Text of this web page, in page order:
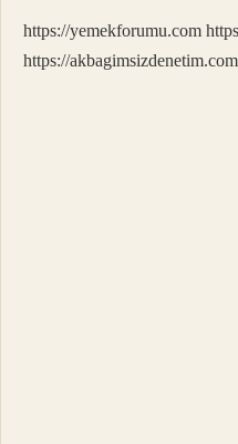
https://yemekforumu.com
https://